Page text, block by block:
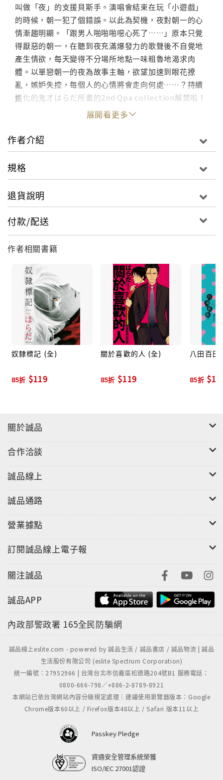
叫做「夜」的支援貝斯手。演唱會結束在玩「小遊戲」
的時候，朝一犯了個錯誤。以此為契機，夜對朝一的心
情漸趨明顯。「跟男人啪啪啪噁心死了……」原本只覺
得厭惡的朝一，在聽到夜充滿爆發力的歌聲後不自覺地
產生情欲，每天變得不分場所地點一味粗魯地渴求肉
體。以單戀朝一的夜為故事主軸，欲望加速到眼花撩
亂，嫉妒失控，每個人的心情將會走向何處……？持續
進化的鬼才はらだ所畫的2nd Qpa collection解禁啦！
展開看更多
作者介紹
規格
退貨說明
付款/配送
作者相關書籍
奴隸標記 (全)
85折 $119
關於喜歡的人 (全)
85折 $119
八田百田
85折
關於誠品
合作洽談
誠品線上
誠品通路
營業據點
訂閱誠品線上電子報
關注誠品
誠品APP
內政部警政署 165全民防騙網
誠品線上eslite.com - powered by 誠品生活 / 誠品書店 / 誠品物流 | 誠品
生活股份有限公司 (eslite Spectrum Corporation)
統一編號：27952966 | 台灣台北市信義區松德路204號B1 服務電話：
0800-666-798／+886-2-8789-8921
本網站已依台灣網站內容分級規定處理｜建議使用瀏覽器版本：Google
Chrome版本60以上 / Firefox版本48以上 / Safari 版本11以上
Passkey Pledge
資通安全管理系統榮獲
ISO/IEC 27001認證